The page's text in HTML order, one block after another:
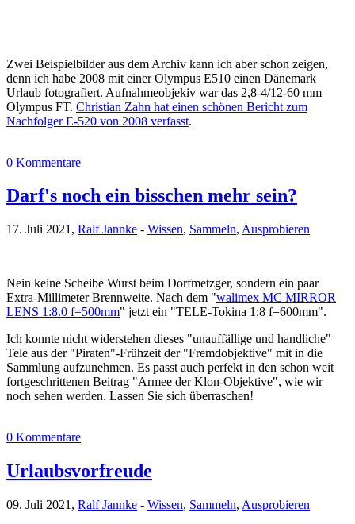
Zwei Beispielbilder aus dem Archiv kann ich aber schon zeigen,
denn ich habe 2008 mit einer Olympus E510 einen Dänemark
Urlaub fotografiert. Aufnahmeobjekiv war das 2,8-4/12-60 mm
Olympus FT. Christian Zahn hat einen schönen Bericht zum
Nachfolger E-520 von 2008 verfasst.
0 Kommentare
Darf's noch ein bisschen mehr sein?
17. Juli 2021, Ralf Jannke - Wissen, Sammeln, Ausprobieren
Nein keine Scheibe Wurst beim Dorfmetzger, sondern ein paar
Extra-Millimeter Brennweite. Nach dem "walimex MC MIRROR
LENS 1:8.0 f=500mm" jetzt ein "TELE-Tokina 1:8 f=600mm".
Ich konnte nicht widerstehen dieses "unauffällige und handliche"
Tele aus der "Piraten"-Frühzeit der "Fremdobjektive" mit in die
Sammlung aufzunehmen. Es passt auch perfekt in den schon weit
fortgeschrittenen Beitrag "Armee der Klon-Objektive", wie wir
noch sehen werden. Lassen Sie sich überraschen!
0 Kommentare
Urlaubsvorfreude
09. Juli 2021, Ralf Jannke - Wissen, Sammeln, Ausprobieren